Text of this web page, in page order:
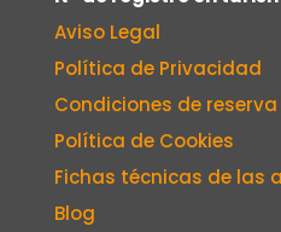
Aviso Legal
Política de Privacidad
Condiciones de reserva
Política de Cookies
Fichas técnicas de las
Blog